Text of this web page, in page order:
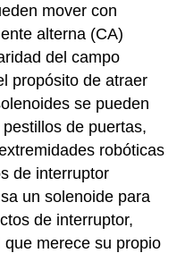
mover con
alterna (CA)
del campo
propósito de atraer
se pueden
de puertas,
robóticas
de interruptor
un solenoide para
de interruptor,
merece su propio